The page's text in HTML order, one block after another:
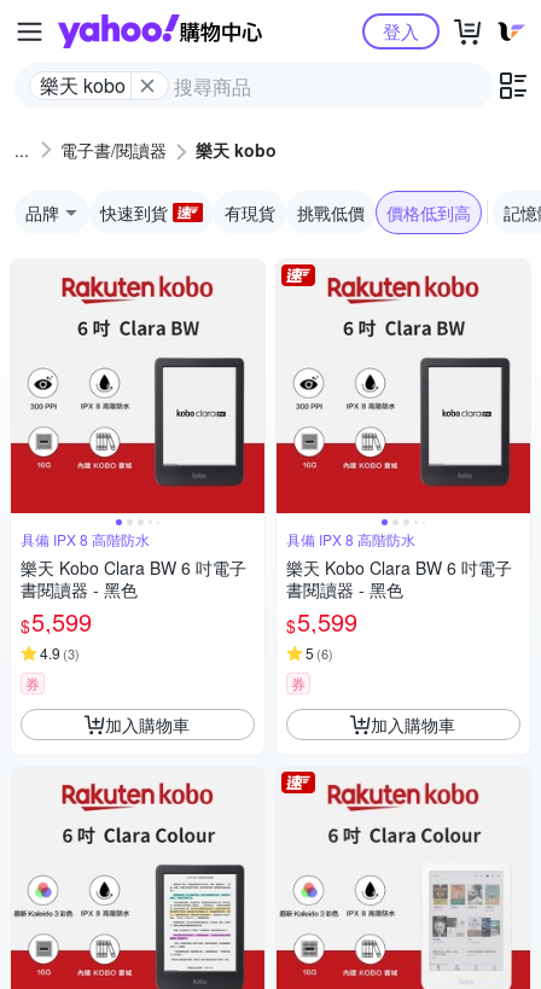
Yahoo購物中心
樂天 kobo
登入
電子書/閱讀器 樂天 kobo
品牌 快速到貨 有現貨 挑戰低價 價格低到高 記
具備 IPX 8 高階防水
樂天 Kobo Clara BW 6 吋電子
書閱讀器 - 黑色
$5,599
4.9 (3)
券
加入購物車
具備 IPX 8 高階防水
樂天 Kobo Clara BW 6 吋電子
書閱讀器 - 黑色
$5,599
5 (6)
券
加入購物車